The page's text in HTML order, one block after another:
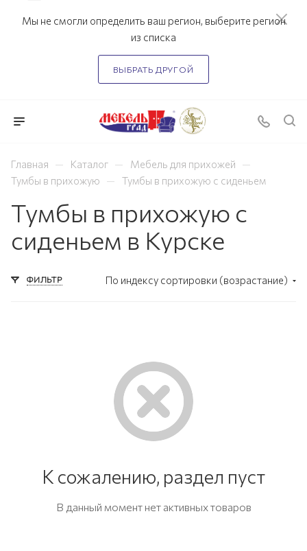
Мы не смогли определить ваш регион, выберите регион
из списка
ВЫБРАТЬ ДРУГОЙ
Главная — Каталог — Мебель для прихожей —
Тумбы в прихожую — Тумбы в прихожую с сиденьем
Тумбы в прихожую с
сиденьем в Курске
ФИЛЬТР По индексу сортировки (возрастание)
К сожалению, раздел пуст
В данный момент нет активных товаров